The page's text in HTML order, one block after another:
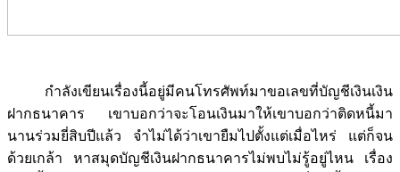
กำลังเขียนเรื่องนี้อยู่มีคนโทรศัพท์มาขอเลขที่บัญชีเงินเงิน
ฝากธนาคาร เขาบอกว่าจะโอนเงินมาให้เขาบอกว่าติดหนี้มา
นานร่วมยี่สิบปีแล้ว จำไม่ได้ว่าเขายืมไปตั้งแต่เมื่อไหร่ แต่ก็จน
ด้วยเกล้า หาสมุดบัญชีเงินฝากธนาคารไม่พบไม่รู้อยู่ไหน เรื่อง